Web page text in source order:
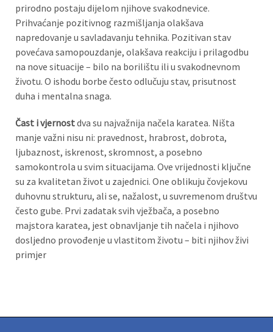
prirodno postaju dijelom njihove svakodnevice.
Prihvaćanje pozitivnog razmišljanja olakšava
napredovanje u savladavanju tehnika. Pozitivan stav
povećava samopouzdanje, olakšava reakciju i prilagodbu
na nove situacije – bilo na borilištu ili u svakodnevnom
životu. O ishodu borbe često odlučuju stav, prisutnost
duha i mentalna snaga.
Čast i vjernostdva su najvažnija načela karatea. Ništa
manje važni nisu ni: pravednost, hrabrost, dobrota,
ljubaznost, iskrenost, skromnost, a posebno
samokontrola u svim situacijama. Ove vrijednosti ključne
su za kvalitetan život u zajednici. One oblikuju čovjekovu
duhovnu strukturu, ali se, nažalost, u suvremenom društvu
često gube. Prvi zadatak svih vježbača, a posebno
majstora karatea, jest obnavljanje tih načela i njihovo
dosljedno provođenje u vlastitom životu – biti njihov živi
primjer